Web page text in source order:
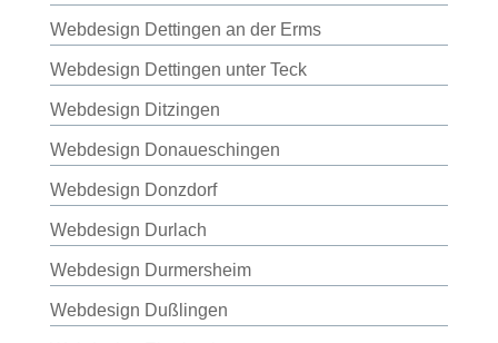
Webdesign Dettingen an der Erms
Webdesign Dettingen unter Teck
Webdesign Ditzingen
Webdesign Donaueschingen
Webdesign Donzdorf
Webdesign Durlach
Webdesign Durmersheim
Webdesign Dußlingen